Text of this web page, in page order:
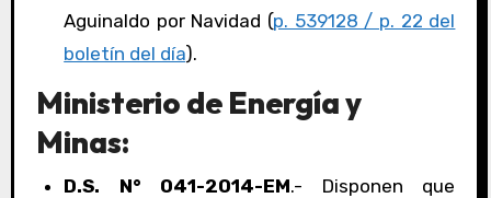
Aguinaldo por Navidad (p. 539128 / p. 22 del
boletín del día).
Ministerio de Energía y
Minas:
D.S. N° 041-2014-EM.- Disponen que